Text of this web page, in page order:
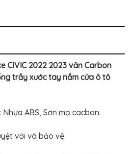
CIVIC 2022 2023 vân Carbon
trầy xước tay nắm cửa ô tô
ABS, Sơn mạ cacbon.
vời và bảo vệ.